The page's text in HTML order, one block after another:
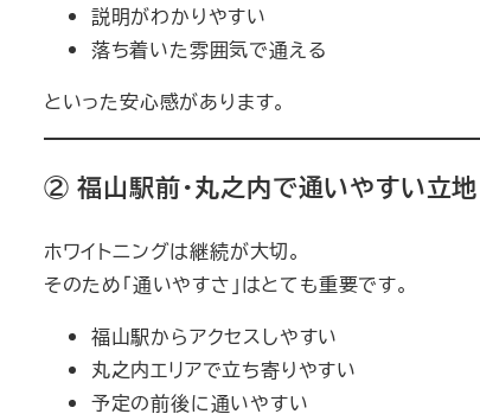
説明がわかりやすい
落ち着いた雰囲気で通える
といった安心感があります。
② 福山駅前・丸之内で通いやすい立地
ホワイトニングは継続が大切。
そのため「通いやすさ」はとても重要です。
福山駅からアクセスしやすい
丸之内エリアで立ち寄りやすい
予定の前後に通いやすい